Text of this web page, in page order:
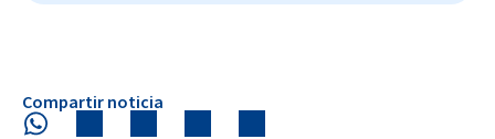
Compartir noticia